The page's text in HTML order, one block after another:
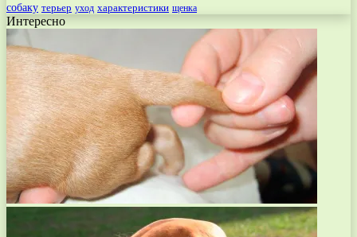
собаку терьер уход характеристики щенка
Интересно